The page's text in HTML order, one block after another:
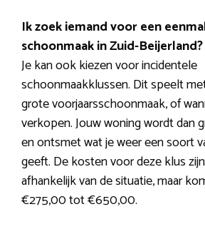
Ik zoek iemand voor een
schoonmaak in Zuid-Beijerland?
Je kan ook kiezen voor incidentele
schoonmaakklussen. Dit speelt
grote voorjaarsschoonmaak, of
verkopen. Jouw woning wordt dan
en ontsmet wat je weer een soort
geeft. De kosten voor deze klus
afhankelijk van de situatie, maar
€275,00 tot €650,00.